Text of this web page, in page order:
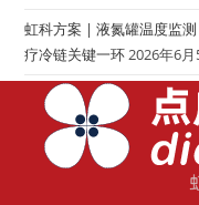
虹科方案 | 液氮罐温度监
疗冷链关键一环2026年6月